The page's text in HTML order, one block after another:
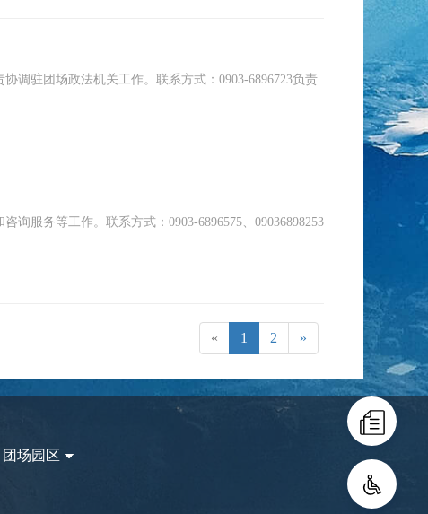
调驻团场政法机关工作。联系方式：0903-6896723负责
服务等工作。联系方式：0903-6896575、09036898253
« 1 2 »
团场园区